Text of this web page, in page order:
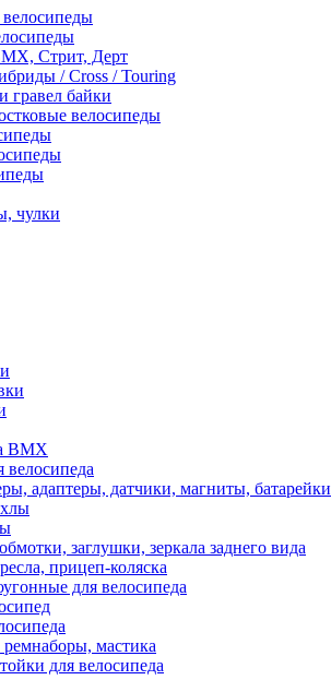
Стрит, Дерт
/ Cross / Touring
гравел байки
велосипеды
чулки
BMX
велосипеда
адаптеры, датчики, магниты, батарейки
заглушки, зеркала заднего вида
прицеп-коляска
для велосипеда
мастика
для велосипеда